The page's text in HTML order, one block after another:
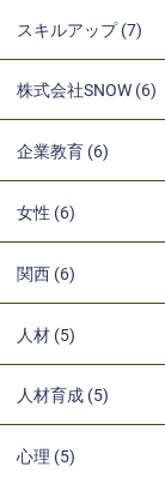
スキルアップ (7)
株式会社SNOW (6)
企業教育 (6)
女性 (6)
関西 (6)
人材 (5)
人材育成 (5)
心理 (5)